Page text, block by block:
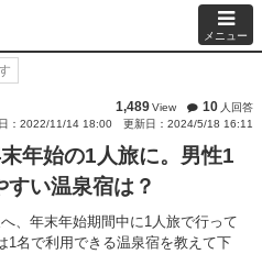
メニュー
1,489View 10 人回答
：2022/11/14 18:00
更新日：2024/5/18 16:11
年始の1人旅に。男性1
すい温泉宿は？
、年末年始期間中に1人旅で行って
1名で利用できる温泉宿を教えて下